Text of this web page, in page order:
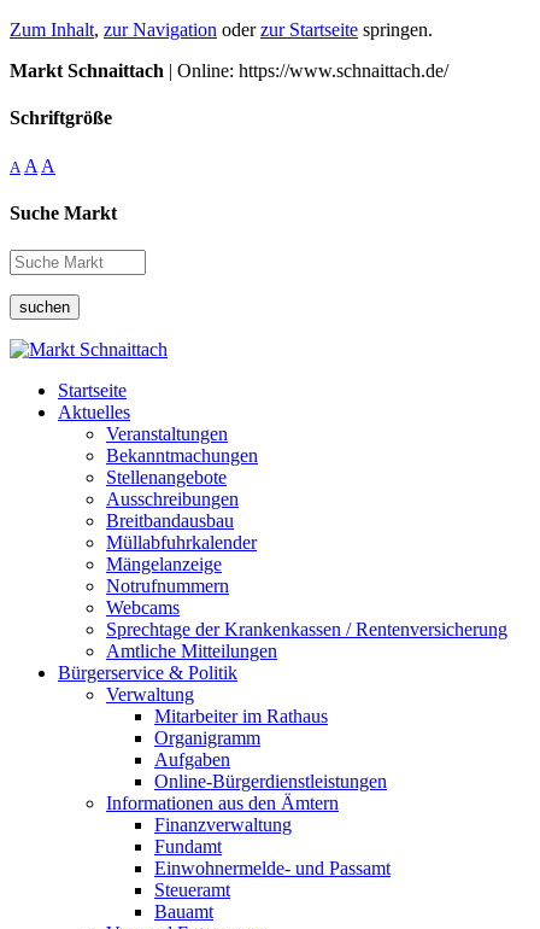
Zum Inhalt, zur Navigation oderzur Startseite springen.
Markt Schnaittach | Online: https://www.schnaittach.de/
Schriftgröße
A A A
Suche Markt
suchen
Startseite
Aktuelles
Veranstaltungen
Bekanntmachungen
Stellenangebote
Ausschreibungen
Breitbandausbau
Müllabfuhrkalender
Mängelanzeige
Notrufnummern
Webcams
Sprechtage der Krankenkassen / Rentenversicherung
Amtliche Mitteilungen
Bürgerservice & Politik
Verwaltung
Mitarbeiter im Rathaus
Organigramm
Aufgaben
Online-Bürgerdienstleistungen
Informationen aus den Ämtern
Finanzverwaltung
Fundamt
Einwohnermelde- und Passamt
Steueramt
Bauamt